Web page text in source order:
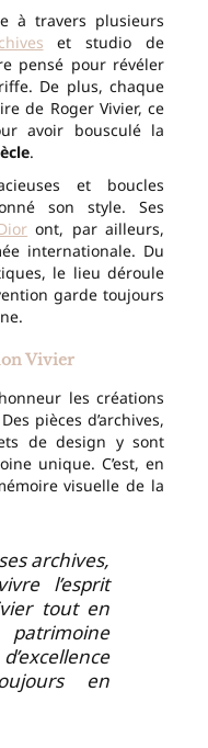
à travers plusieurs
et studio de
pensé pour révéler
De plus, chaque
de Roger Vivier, ce
avoir bousculé la
.
et boucles
son style. Ses
ont, par ailleurs,
internationale. Du
le lieu déroule
garde toujours
Vivier
les créations
pièces d’archives,
de design y sont
unique. C’est, en
visuelle de la
archives,
l’esprit
tout en
en